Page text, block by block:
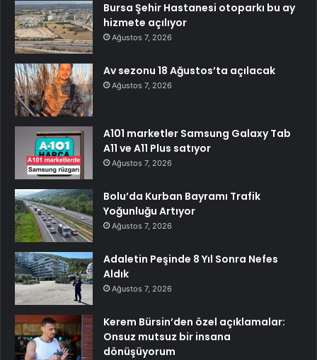
Bursa Şehir Hastanesi otoparkı bu ay
hizmete açılıyor
Ağustos 7, 2026
Av sezonu 18 Ağustos’ta açılacak
Ağustos 7, 2026
A101 marketler Samsung Galaxy Tab
A11 ve A11 Plus satıyor
Ağustos 7, 2026
Bolu’da Kurban Bayramı Trafik
Yoğunluğu Artıyor
Ağustos 7, 2026
Adaletin Peşinde 8 Yıl Sonra Nefes
Aldık
Ağustos 7, 2026
Kerem Bürsin’den özel açıklamalar:
Onsuz mutsuz bir insana
dönüşüyorum